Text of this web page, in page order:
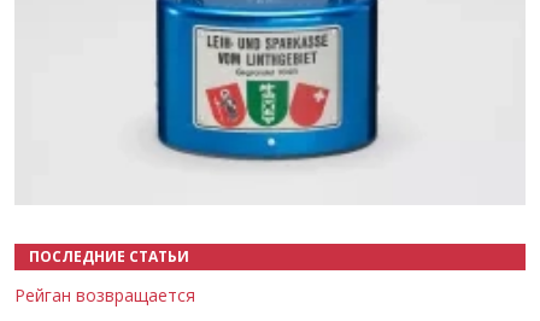
ПОСЛЕДНИЕ СТАТЬИ
Рейган возвращается